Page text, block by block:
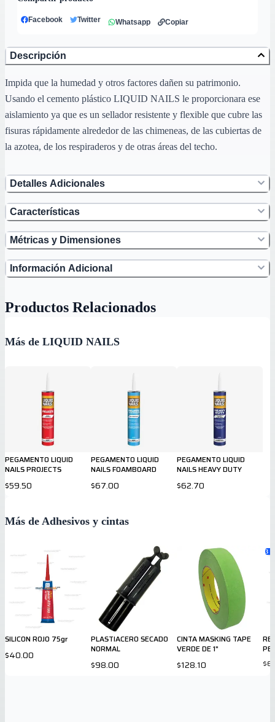
Facebook Twitter Whatsapp Copiar
Descripción
Impida que la humedad y otros factores dañen su patrimonio.
Usando el cemento plástico LIQUID NAILS le proporcionara ese
aislamiento ya que es un sellador resistente y flexible que cubre las
fisuras rápidamente alrededor de las chimeneas, de las cubiertas de
la azotea, de los respiraderos y de otras áreas del techo.
Detalles Adicionales
Características
Métricas y Dimensiones
Información Adicional
Productos Relacionados
Más de LIQUID NAILS
PEGAMENTO LIQUID
NAILS PROJECTS
$59.50
PEGAMENTO LIQUID
NAILS FOAMBOARD
$67.00
PEGAMENTO LIQUID
NAILS HEAVY DUTY
$62.70
Más de Adhesivos y cintas
SILICON ROJO 75gr
$40.00
PLASTIACERO SECADO
NORMAL
$98.00
CINTA MASKING TAPE
VERDE DE 1"
$128.10
3